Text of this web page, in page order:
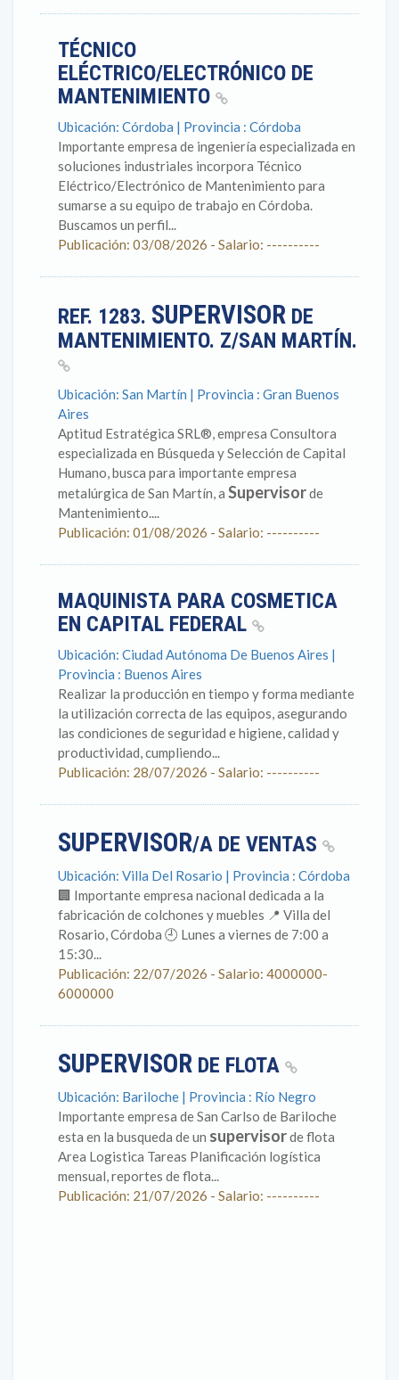
TÉCNICO
ELÉCTRICO/ELECTRÓNICO DE
MANTENIMIENTO
Ubicación: Córdoba | Provincia : Córdoba
Importante empresa de ingeniería especializada en
soluciones industriales incorpora Técnico
Eléctrico/Electrónico de Mantenimiento para
sumarse a su equipo de trabajo en Córdoba.
Buscamos un perfil...
Publicación: 03/08/2026 - Salario: ----------
REF. 1283. SUPERVISOR DE
MANTENIMIENTO. Z/SAN MARTÍN.
Ubicación: San Martín | Provincia : Gran Buenos
Aires
Aptitud Estratégica SRL®, empresa Consultora
especializada en Búsqueda y Selección de Capital
Humano, busca para importante empresa
metalúrgica de San Martín, a Supervisorde
Mantenimiento....
Publicación: 01/08/2026 - Salario: ----------
MAQUINISTA PARA COSMETICA
EN CAPITAL FEDERAL
Ubicación: Ciudad Autónoma De Buenos Aires |
Provincia : Buenos Aires
Realizar la producción en tiempo y forma mediante
la utilización correcta de las equipos, asegurando
las condiciones de seguridad e higiene, calidad y
productividad, cumpliendo...
Publicación: 28/07/2026 - Salario: ----------
SUPERVISOR/A DE VENTAS
Ubicación: Villa Del Rosario | Provincia : Córdoba
🏢 Importante empresa nacional dedicada a la
fabricación de colchones y muebles 📍 Villa del
Rosario, Córdoba 🕘 Lunes a viernes de 7:00 a
15:30...
Publicación: 22/07/2026 - Salario: 4000000-
6000000
SUPERVISOR DE FLOTA
Ubicación: Bariloche | Provincia : Río Negro
Importante empresa de San Carlso de Bariloche
esta en la busqueda de un supervisorde flota
Area Logistica Tareas Planificación logística
mensual, reportes de flota...
Publicación: 21/07/2026 - Salario: ----------